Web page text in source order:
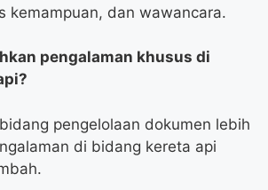
kemampuan, dan wawancara.
pengalaman khusus di
pengelolaan dokumen lebih
di bidang kereta api